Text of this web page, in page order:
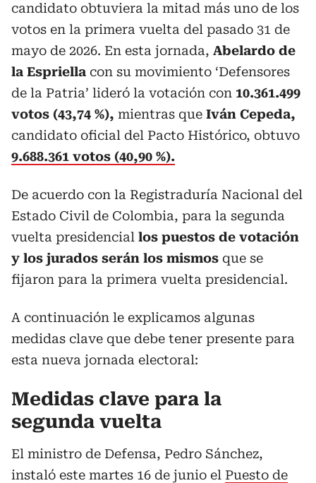
candidato obtuviera la mitad más uno de los
votos en la primera vuelta del pasado 31 de
mayo de 2026. En esta jornada, Abelardo de
la Espriella con su movimiento ‘Defensores
de la Patria’ lideró la votación con 10.361.499
votos (43,74 %), mientras que Iván Cepeda,
candidato oficial del Pacto Histórico, obtuvo
9.688.361 votos (40,90 %).
De acuerdo con la Registraduría Nacional del
Estado Civil de Colombia, para la segunda
vuelta presidencial los puestos de votación
y los jurados serán los mismos que se
fijaron para la primera vuelta presidencial.
A continuación le explicamos algunas
medidas clave que debe tener presente para
esta nueva jornada electoral:
Medidas clave para la
segunda vuelta
El ministro de Defensa, Pedro Sánchez,
instaló este martes 16 de junio el Puesto de